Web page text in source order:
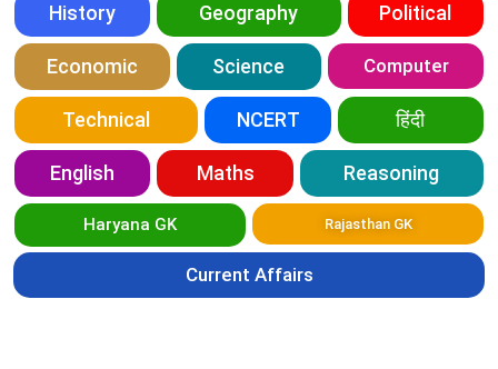
History Geography Political
Economic Science Computer
Technical NCERT हिंदी
English Maths Reasoning
Haryana GK Rajasthan GK
Current Affairs